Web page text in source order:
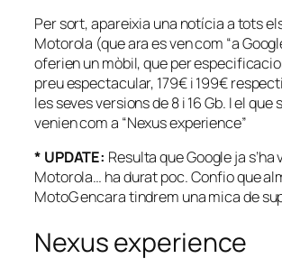
Per sort, apareixia una notícia a tots
Motorola (que ara es ven com “a
oferien un mòbil, que per
preu espectacular, 179€ i 199€
les seves versions de 8 i 16 Gb. I el que
venien com a “Nexus experience”
* UPDATE: Resulta que Google ja s’ha
Motorola… ha durat poc. Confio que
MotoG encara tindrem una mica de
Nexus experience